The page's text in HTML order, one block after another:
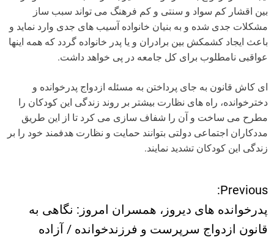
بین اقشار کم سواد و سنتی و کم فرهنگ می تواند سبب ساز
مشکلات جدی شده و به بنیان خانواده آسیب های جدی وارد نماید و
باعث ایجاد کشمکش بین برادران و یا پدر خانواده گردد که همه اینها
عواقبی نامطلوب برای کل جامعه در پی خواهد داشت.
ای کاش قانون به جای پرداختن به مسئله ازدواج پدرخوانده و
دخترخوانده، راه های نظارت بیشتر بر روند زندگی این کودکان را
مطرح می ساخت و آن را شفاف سازی می کرد تا از این طریق
مددکاران اجتماعی دولتی بتوانند حمایت و نظارت هدفمند خود را بر
زندگی این کودکان تشدید نمایند.
ر
ا
Previous:
پدرخوانده های دیروز، همسران امروز: نگاهی به
قانون ازدواج سرپرست و فرزندخوانده / آزاده